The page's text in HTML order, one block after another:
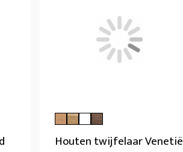
Houten twijfelaar Venetië